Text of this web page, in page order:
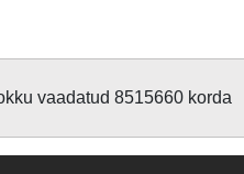
vaadatud 8515660 korda